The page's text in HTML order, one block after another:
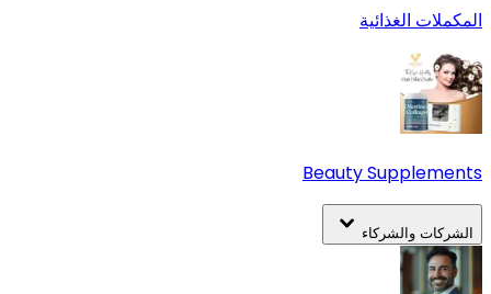
المكملات الغذائية
Beauty Supplements
الشركات والشركاء